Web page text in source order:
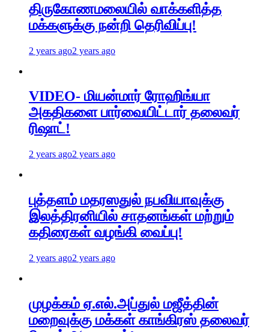
திருகோணமலையில் வாக்களித்த
மக்களுக்கு நன்றி தெரிவிப்பு!
2 years ago2 years ago
VIDEO- மியன்மார் ரோஹிங்யா
அகதிகளை பார்வையிட்டார் தலைவர்
ரிஷாட்!
2 years ago2 years ago
புத்தளம் மதரஸதுல் நபவியாவுக்கு
இலத்திரனியில் சாதனங்கள் மற்றும்
கதிரைகள் வழங்கி வைப்பு!
2 years ago2 years ago
முழக்கம் ஏ.எல்.அப்துல் மஜீத்தின்
மறைவுக்கு மக்கள் காங்கிரஸ் தலைவர்